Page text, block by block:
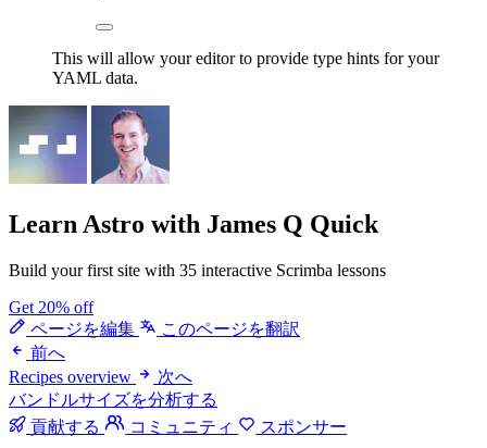
This will allow your editor to provide type hints for your
YAML data.
Learn Astro with James Q Quick
Build your first site with 35 interactive Scrimba lessons
Get 20% off
ページを編集
このページを翻訳
前へ
Recipes overview
次へ
バンドルサイズを分析する
貢献する
コミュニティ スポンサー